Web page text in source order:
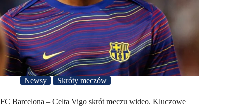
Newsy Skróty meczów
FC Barcelona – Celta Vigo skrót meczu wideo. Kluczowe